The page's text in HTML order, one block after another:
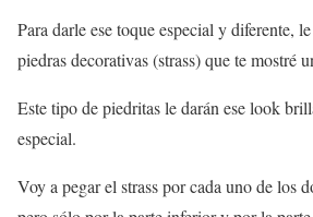
Para darle ese toque especial y diferente,
piedras decorativas (strass) que te mostré
Este tipo de piedritas le darán ese look
especial.
Voy a pegar el strass por cada uno de los